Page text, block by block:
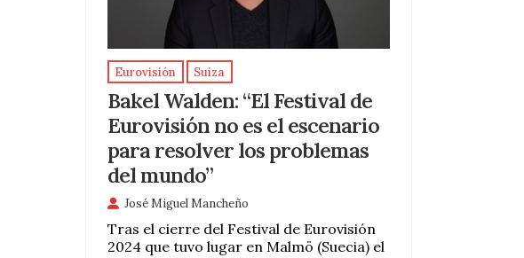
Eurovisión Suiza
Bakel Walden: “El Festival de
Eurovisión no es el escenario
para resolver los problemas
del mundo”
José Miguel Mancheño
Tras el cierre del Festival de Eurovisión
2024 que tuvo lugar en Malmö (Suecia) el